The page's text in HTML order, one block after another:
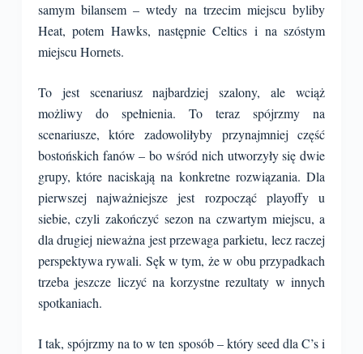
samym bilansem – wtedy na trzecim miejscu byliby
Heat, potem Hawks, następnie Celtics i na szóstym
miejscu Hornets.
To jest scenariusz najbardziej szalony, ale wciąż
możliwy do spełnienia. To teraz spójrzmy na
scenariusze, które zadowoliłyby przynajmniej część
bostońskich fanów – bo wśród nich utworzyły się dwie
grupy, które naciskają na konkretne rozwiązania. Dla
pierwszej najważniejsze jest rozpocząć playoffy u
siebie, czyli zakończyć sezon na czwartym miejscu, a
dla drugiej nieważna jest przewaga parkietu, lecz raczej
perspektywa rywali. Sęk w tym, że w obu przypadkach
trzeba jeszcze liczyć na korzystne rezultaty w innych
spotkaniach.
I tak, spójrzmy na to w ten sposób – który seed dla C’s i